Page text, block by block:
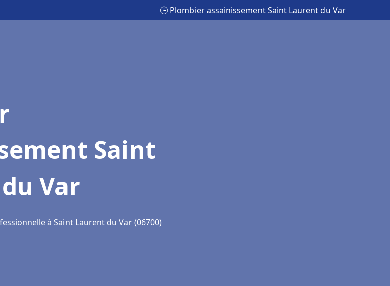
🕒 Plombier assainissement Saint Laurent du Var
Saint
Var
à Saint Laurent du Var (06700)